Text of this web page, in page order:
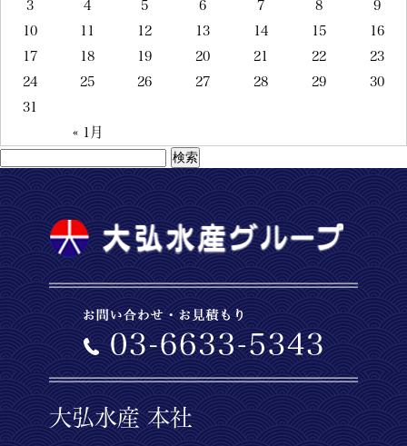
« 1月
3
4 5 6 7 8
9
10
11 12 13 14 15
16
17
18 19 20 21 22
23
24
25 26 27 28 29
30
31
大弘水産 本社